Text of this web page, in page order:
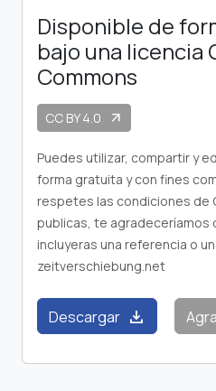
Disponible de
bajo una licencia
Commons
CC BY 4.0 arrow_outward
Puedes utilizar, compartir y
forma gratuita y con fines
respetes las condiciones de
publicas, te agradeceríamos
incluyeras una referencia o
zeitverschiebung.net
Descargar download